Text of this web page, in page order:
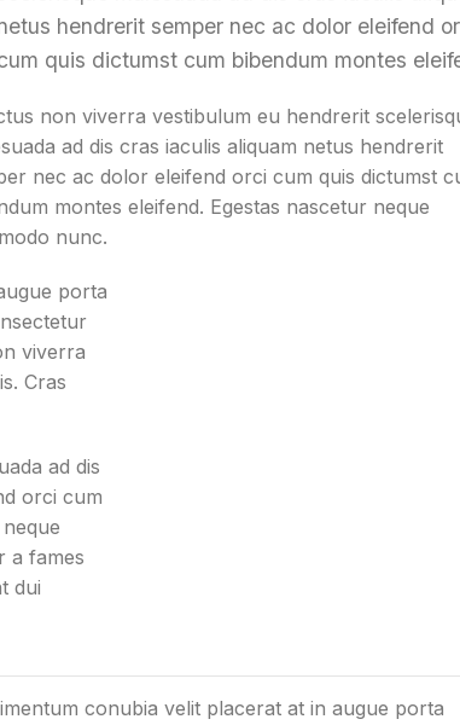
hendrerit semper nec ac dolor eleifend
quis dictumst cum bibendum montes
non viverra vestibulum eu hendrerit
ad dis cras iaculis aliquam netus hendrerit
nec ac dolor eleifend orci cum quis dictumst
montes eleifend. Egestas nascetur neque
nunc.
porta
viverra
Cras
ad dis
orci cum
a fames
dui
conubia velit placerat at in augue porta